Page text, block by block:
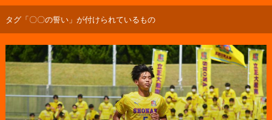
タグ「〇〇の誓い」が付けられているもの